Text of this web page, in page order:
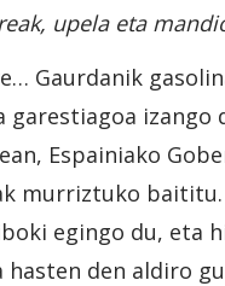
upela eta
Gaurdanik
garestiagoa izango
Espainiako
murriztuko baititu.
egingo du, eta
hasten den aldiro